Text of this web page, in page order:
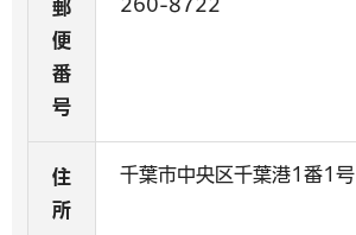
郵
便
番
号
260-8722
住
所
千葉市中央区千葉港1番1号